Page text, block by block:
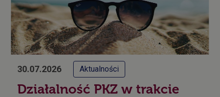
30.07.2026 Aktualności
Działalność PKZ w trakcie